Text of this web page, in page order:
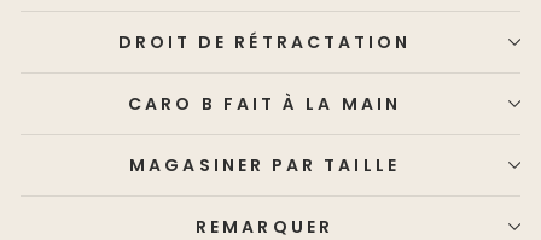
DROIT DE RÉTRACTATION
CARO B FAIT À LA MAIN
MAGASINER PAR TAILLE
REMARQUER